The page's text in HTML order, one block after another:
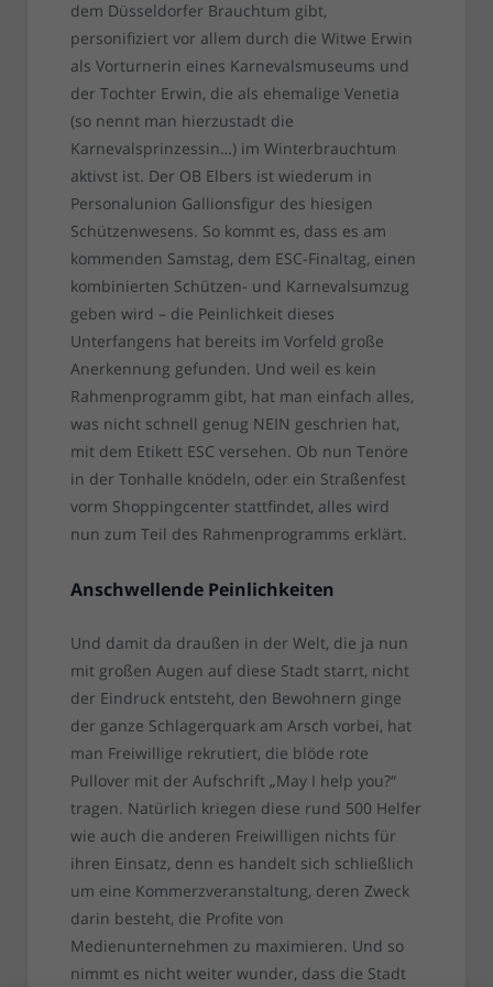
dem Düsseldorfer Brauchtum gibt,
personifiziert vor allem durch die Witwe Erwin
als Vorturnerin eines Karnevalsmuseums und
der Tochter Erwin, die als ehemalige Venetia
(so nennt man hierzustadt die
Karnevalsprinzessin…) im Winterbrauchtum
aktivst ist. Der OB Elbers ist wiederum in
Personalunion Gallionsfigur des hiesigen
Schützenwesens. So kommt es, dass es am
kommenden Samstag, dem ESC-Finaltag, einen
kombinierten Schützen- und Karnevalsumzug
geben wird – die Peinlichkeit dieses
Unterfangens hat bereits im Vorfeld große
Anerkennung gefunden. Und weil es kein
Rahmenprogramm gibt, hat man einfach alles,
was nicht schnell genug NEIN geschrien hat,
mit dem Etikett ESC versehen. Ob nun Tenöre
in der Tonhalle knödeln, oder ein Straßenfest
vorm Shoppingcenter stattfindet, alles wird
nun zum Teil des Rahmenprogramms erklärt.
Anschwellende Peinlichkeiten
Und damit da draußen in der Welt, die ja nun
mit großen Augen auf diese Stadt starrt, nicht
der Eindruck entsteht, den Bewohnern ginge
der ganze Schlagerquark am Arsch vorbei, hat
man Freiwillige rekrutiert, die blöde rote
Pullover mit der Aufschrift „May I help you?“
tragen. Natürlich kriegen diese rund 500 Helfer
wie auch die anderen Freiwilligen nichts für
ihren Einsatz, denn es handelt sich schließlich
um eine Kommerzveranstaltung, deren Zweck
darin besteht, die Profite von
Medienunternehmen zu maximieren. Und so
nimmt es nicht weiter wunder, dass die Stadt